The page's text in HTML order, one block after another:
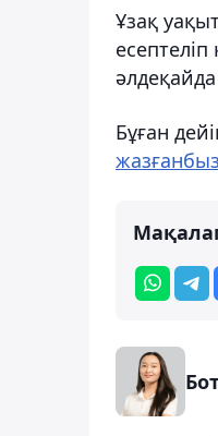
Ұзақ
Бұған
жазғанбыз